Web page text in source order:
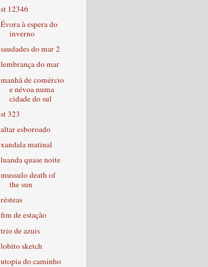
st 12346
Évora à espera do
inverno
saudades do mar 2
lembrança do mar
manhã de comércio
e névoa numa
cidade do sul
st 323
altar esboroado
xandala matinal
luanda quase noite
mussulo death of
the sun
résteas
fim de estação
trio de azuis
lobito sketch
utopia do caminho